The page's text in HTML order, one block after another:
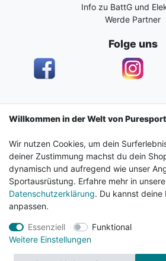
Info zu BattG und
Werde Partner
Folge uns
Impressum
Barrierefreiheitserklärung
Vertrag widerrufen
© 2024 Surf & Sportshop
Willkommen in der Welt von
Wir nutzen Cookies, um dein
deiner Zustimmung machst du dein
dynamisch und aufregend wie unser
Sportausrüstung. Erfahre mehr in
Datenschutzerklärung. Du kannst deine
anpassen.
Essenziell
Funktional
Weitere Einstellungen